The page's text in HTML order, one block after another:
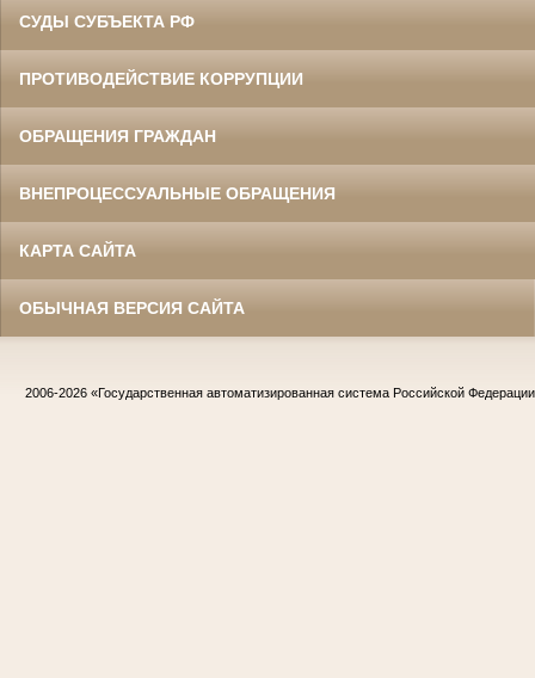
СУДЫ СУБЪЕКТА РФ
ПРОТИВОДЕЙСТВИЕ КОРРУПЦИИ
ОБРАЩЕНИЯ ГРАЖДАН
ВНЕПРОЦЕССУАЛЬНЫЕ ОБРАЩЕНИЯ
КАРТА САЙТА
ОБЫЧНАЯ ВЕРСИЯ САЙТА
2006-2026 «Государственная автоматизированная система Российской